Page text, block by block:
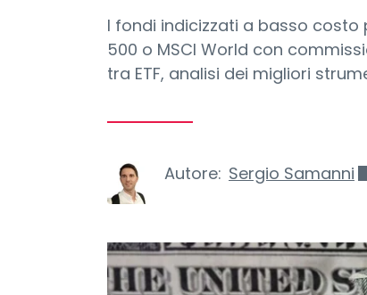
I fondi indicizzati a basso costo
500 o MSCI World con
tra ETF, analisi dei migliori
Autore: Sergio Samanni